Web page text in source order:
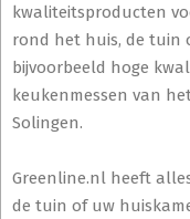
kwaliteitsproducten
rond het huis, de tuin
bijvoorbeeld hoge
keukenmessen van
Solingen.
Greenline.nl heeft
de tuin of uw